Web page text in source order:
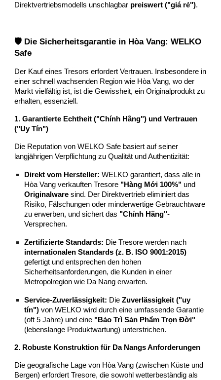
Direktvertriebsmodells unschlagbar preiswert ("giá rẻ").
🛡️ Die Sicherheitsgarantie in Hòa Vang: WELKO
Safe
Der Kauf eines Tresors erfordert Vertrauen. Insbesondere in
einer schnell wachsenden Region wie Hòa Vang, wo der
Markt vielfältig ist, ist die Gewissheit, ein Originalprodukt zu
erhalten, essenziell.
1. Garantierte Echtheit ("Chính Hãng") und Vertrauen
("Uy Tín")
Die Reputation von WELKO Safe basiert auf seiner
langjährigen Verpflichtung zu Qualität und Authentizität:
Direkt vom Hersteller: WELKO garantiert, dass alle in
Hòa Vang verkauften Tresore "Hàng Mới 100%" und
Originalware sind. Der Direktvertrieb eliminiert das
Risiko, Fälschungen oder minderwertige Gebrauchtware
zu erwerben, und sichert das "Chính Hãng"-
Versprechen.
Zertifizierte Standards: Die Tresore werden nach
internationalen Standards (z. B. ISO 9001:2015)
gefertigt und entsprechen den hohen
Sicherheitsanforderungen, die Kunden in einer
Metropolregion wie Da Nang erwarten.
Service-Zuverlässigkeit: DieZuverlässigkeit ("uy
tín") von WELKO wird durch eine umfassende Garantie
(oft 5 Jahre) und eine "Bảo Trì Sản Phẩm Trọn Đời"
(lebenslange Produktwartung) unterstrichen.
2. Robuste Konstruktion für Da Nangs Anforderungen
Die geografische Lage von Hòa Vang (zwischen Küste und
Bergen) erfordert Tresore, die sowohl wetterbeständig als